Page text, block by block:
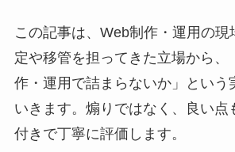
この記事は、Web制作・運用の現
定や移管を担ってきた立場から、
作・運用で詰まらないか」という
いきます。煽りではなく、良い点
付きで丁寧に評価します。